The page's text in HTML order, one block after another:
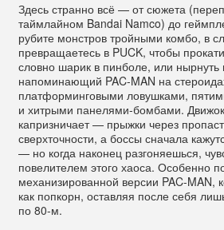
Здесь странно всё — от сюжета
таймлайном Bandai Namco) до
рубите монстров тройными комбо, в
превращаетесь в PUCK, чтобы
словно шарик в пинболе, или нырнуть
напоминающий PAC-MAN на
платформинговыми ловушками,
и хитрыми панелями-бомбами.
капризничает — прыжки через
сверхточности, а боссы сначала
— но когда наконец разгоняешься,
повелителем этого хаоса. Особенно
механизированной версии PAC-MAN,
как попкорн, оставляя после себя
по 80-м.